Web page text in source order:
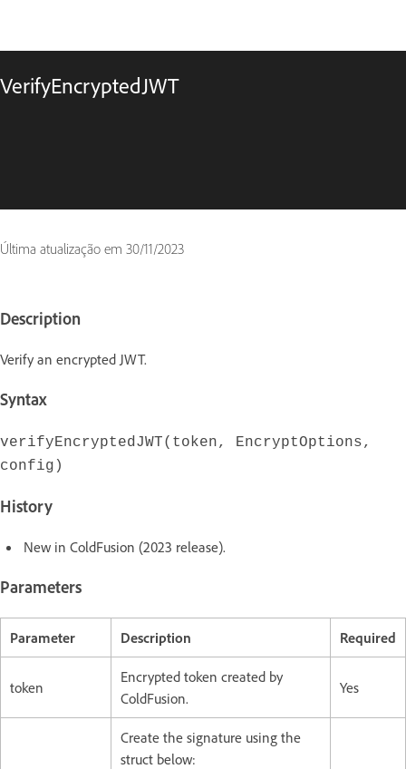
VerifyEncryptedJWT
Última atualização em 30/11/2023
Description
Verify an encrypted JWT.
Syntax
verifyEncryptedJWT(token, EncryptOptions,
config)
History
New in ColdFusion (2023 release).
Parameters
Parameter Description Required
token
Encrypted token created by
ColdFusion.
Yes
Create the signature using the
struct below: